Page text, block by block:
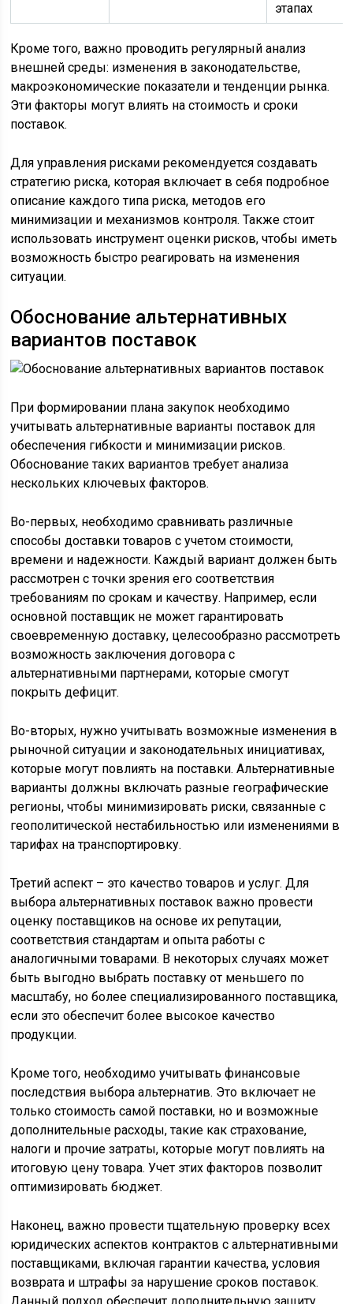
этапах
Кроме того, важно проводить регулярный анализ
внешней среды: изменения в законодательстве,
макроэкономические показатели и тенденции рынка.
Эти факторы могут влиять на стоимость и сроки
поставок.
Для управления рисками рекомендуется создавать
стратегию риска, которая включает в себя подробное
описание каждого типа риска, методов его
минимизации и механизмов контроля. Также стоит
использовать инструмент оценки рисков, чтобы иметь
возможность быстро реагировать на изменения
ситуации.
Обоснование альтернативных
вариантов поставок
При формировании плана закупок необходимо
учитывать альтернативные варианты поставок для
обеспечения гибкости и минимизации рисков.
Обоснование таких вариантов требует анализа
нескольких ключевых факторов.
Во-первых, необходимо сравнивать различные
способы доставки товаров с учетом стоимости,
времени и надежности. Каждый вариант должен быть
рассмотрен с точки зрения его соответствия
требованиям по срокам и качеству. Например, если
основной поставщик не может гарантировать
своевременную доставку, целесообразно рассмотреть
возможность заключения договора с
альтернативными партнерами, которые смогут
покрыть дефицит.
Во-вторых, нужно учитывать возможные изменения в
рыночной ситуации и законодательных инициативах,
которые могут повлиять на поставки. Альтернативные
варианты должны включать разные географические
регионы, чтобы минимизировать риски, связанные с
геополитической нестабильностью или изменениями в
тарифах на транспортировку.
Третий аспект – это качество товаров и услуг. Для
выбора альтернативных поставок важно провести
оценку поставщиков на основе их репутации,
соответствия стандартам и опыта работы с
аналогичными товарами. В некоторых случаях может
быть выгодно выбрать поставку от меньшего по
масштабу, но более специализированного поставщика,
если это обеспечит более высокое качество
продукции.
Кроме того, необходимо учитывать финансовые
последствия выбора альтернатив. Это включает не
только стоимость самой поставки, но и возможные
дополнительные расходы, такие как страхование,
налоги и прочие затраты, которые могут повлиять на
итоговую цену товара. Учет этих факторов позволит
оптимизировать бюджет.
Наконец, важно провести тщательную проверку всех
юридических аспектов контрактов с альтернативными
поставщиками, включая гарантии качества, условия
возврата и штрафы за нарушение сроков поставок.